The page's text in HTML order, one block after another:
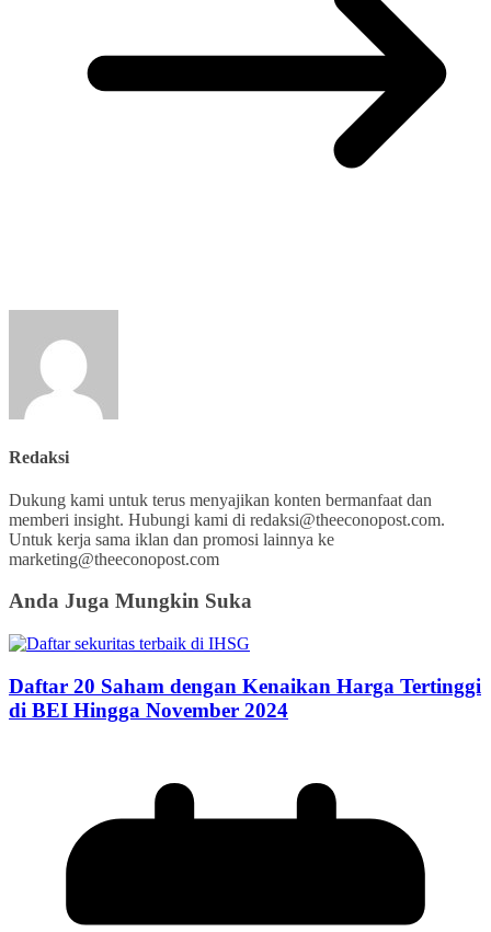
Redaksi
Dukung kami untuk terus menyajikan konten bermanfaat dan
memberi insight. Hubungi kami di redaksi@theeconopost.com.
Untuk kerja sama iklan dan promosi lainnya ke
marketing@theeconopost.com
Anda Juga Mungkin Suka
Daftar 20 Saham dengan Kenaikan Harga Tertinggi
di BEI Hingga November 2024